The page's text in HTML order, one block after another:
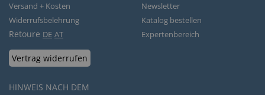
Versand + Kosten
Widerrufsbelehrung
Retoure DE AT
Vertrag widerrufen
HINWEIS NACH DEM
Newsletter
Katalog bestellen
Expertenbereich